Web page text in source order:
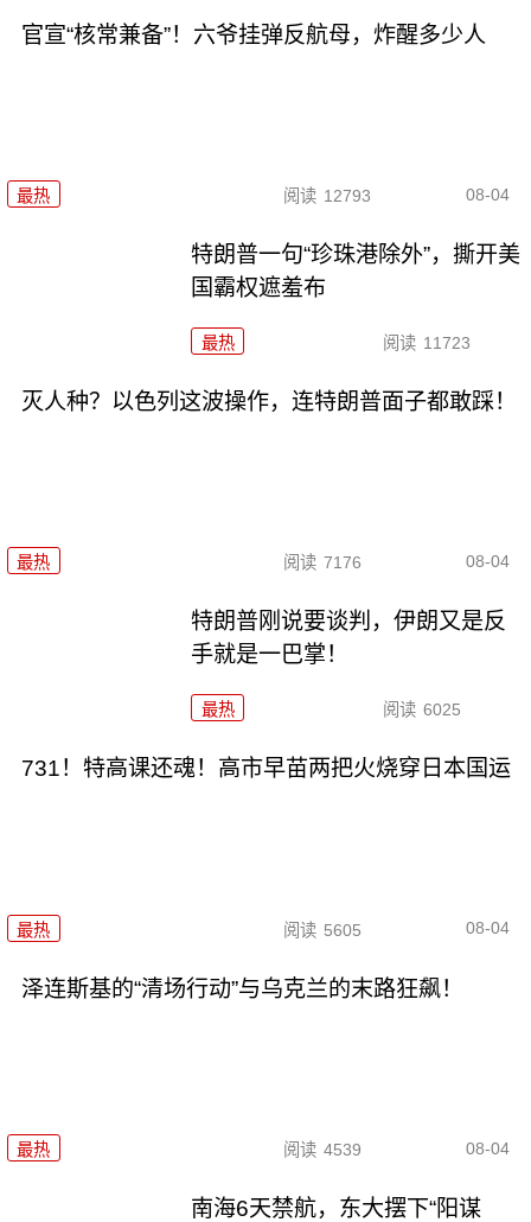
官宣“核常兼备”！六爷挂弹反航母，炸醒多少人
最热 阅读 12793 08-04
特朗普一句“珍珠港除外”，撕开美
国霸权遮羞布
最热 阅读 11723
灭人种？以色列这波操作，连特朗普面子都敢踩！
最热 阅读 7176 08-04
特朗普刚说要谈判，伊朗又是反
手就是一巴掌！
最热 阅读 6025
731！特高课还魂！高市早苗两把火烧穿日本国运
最热 阅读 5605 08-04
泽连斯基的“清场行动”与乌克兰的末路狂飙！
最热 阅读 4539 08-04
南海6天禁航，东大摆下“阳谋